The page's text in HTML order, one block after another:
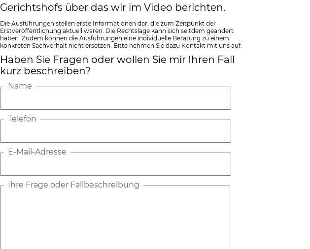
Gerichtshofs über das wir im Video berichten.
Die Ausführungen stellen erste Informationen dar, die zum Zeitpunkt der
Erstveröffentlichung aktuell waren. Die Rechtslage kann sich seitdem geändert
haben. Zudem können die Ausführungen eine individuelle Beratung zu einem
konkreten Sachverhalt nicht ersetzen. Bitte nehmen Sie dazu Kontakt mit uns auf.
Haben Sie Fragen oder wollen Sie mir Ihren Fall
kurz beschreiben?
Name
Telefon
E-Mail-Adresse
Ihre Frage oder Fallbeschreibung